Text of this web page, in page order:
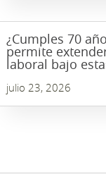
¿Cumples 70
permite
laboral bajo
julio 23, 2026